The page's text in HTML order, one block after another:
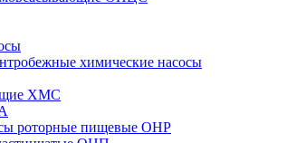
химические насосы
ХМС
роторные пищевые ОНР